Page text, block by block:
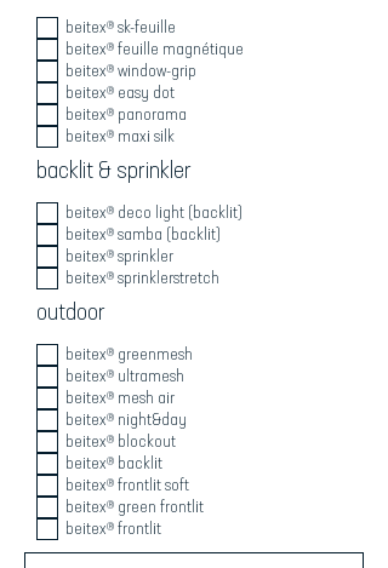
beitex® sk-feuille
beitex® feuille magnétique
beitex® window-grip
beitex® easy dot
beitex® panorama
beitex® maxi silk
backlit & sprinkler
beitex® deco light (backlit)
beitex® samba (backlit)
beitex® sprinkler
beitex® sprinklerstretch
outdoor
beitex® greenmesh
beitex® ultramesh
beitex® mesh air
beitex® night&day
beitex® blockout
beitex® backlit
beitex® frontlit soft
beitex® green frontlit
beitex® frontlit